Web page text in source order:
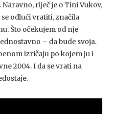
. Naravno, riječ je o Tini Vukov,
se odluči vratiti, značila
Što očekujem od nje
– da bude svoja.
izričaju po kojem ju i
2004. I da se vrati na